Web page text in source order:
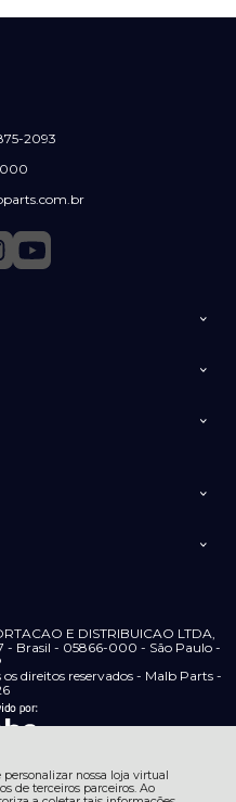
nossa loja virtual
de terceiros parceiros. Ao
2093
E DISTRIBUICAO LTDA,
- Brasil - 05866-000 - São Paulo -
direitos reservados - Malb Parts -